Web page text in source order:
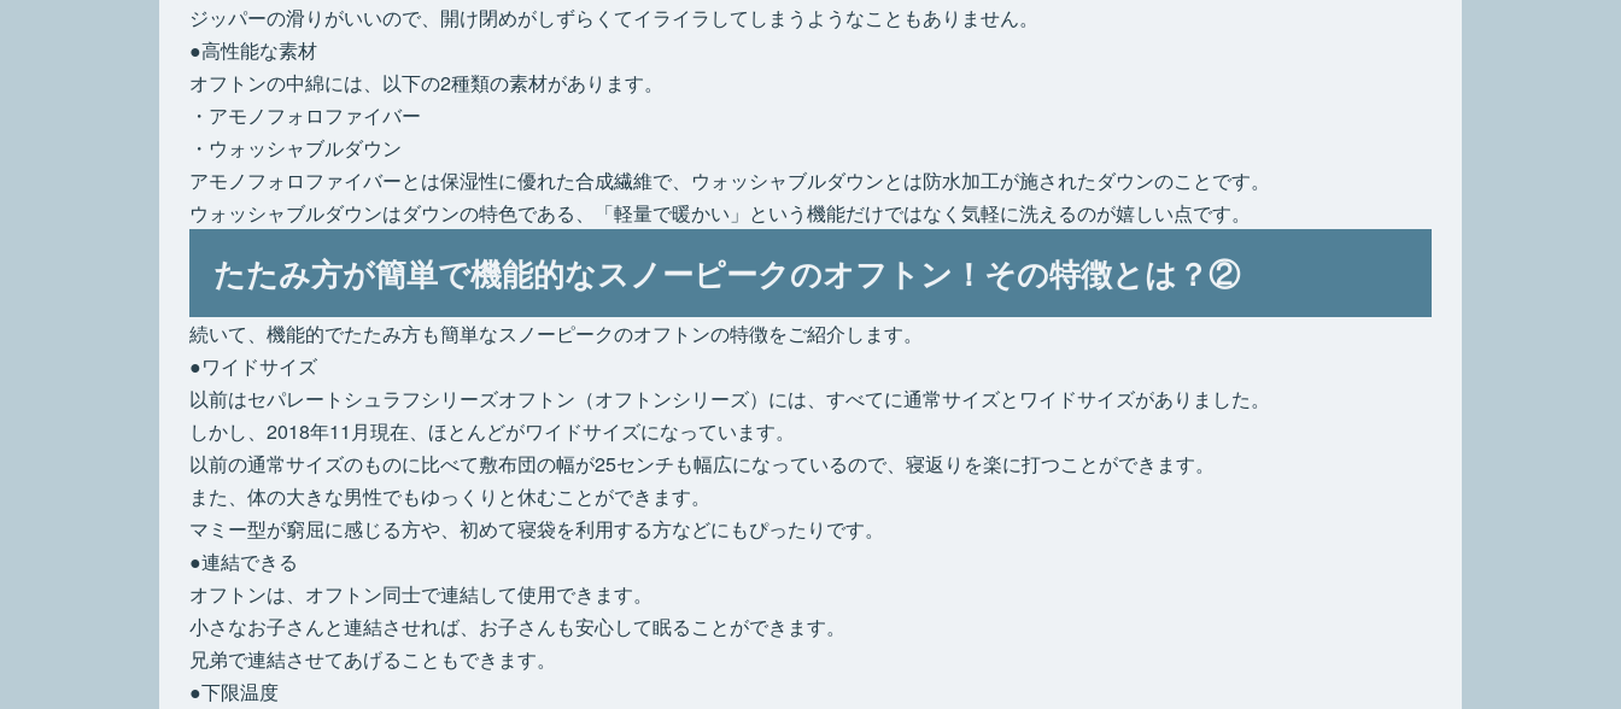
ジッパーの滑りがいいので、開け閉めがしずらくてイライラしてしまうようなこともありません。
●高性能な素材
オフトンの中綿には、以下の2種類の素材があります。
・アモノフォロファイバー
・ウォッシャブルダウン
アモノフォロファイバーとは保湿性に優れた合成繊維で、ウォッシャブルダウンとは防水加工が施されたダウンのことです。
ウォッシャブルダウンはダウンの特色である、「軽量で暖かい」という機能だけではなく気軽に洗えるのが嬉しい点です。
たたみ方が簡単で機能的なスノーピークのオフトン！その特徴とは？②
続いて、機能的でたたみ方も簡単なスノーピークのオフトンの特徴をご紹介します。
●ワイドサイズ
以前はセパレートシュラフシリーズオフトン（オフトンシリーズ）には、すべてに通常サイズとワイドサイズがありました。
しかし、2018年11月現在、ほとんどがワイドサイズになっています。
以前の通常サイズのものに比べて敷布団の幅が25センチも幅広になっているので、寝返りを楽に打つことができます。
また、体の大きな男性でもゆっくりと休むことができます。
マミー型が窮屈に感じる方や、初めて寝袋を利用する方などにもぴったりです。
●連結できる
オフトンは、オフトン同士で連結して使用できます。
小さなお子さんと連結させれば、お子さんも安心して眠ることができます。
兄弟で連結させてあげることもできます。
●下限温度